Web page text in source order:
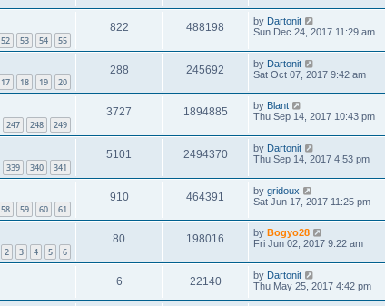
52 53 54 55
822 488198 by Dartonit
Sun Dec 24, 2017 11:29 am
17 18 19 20
288 245692 by Dartonit
Sat Oct 07, 2017 9:42 am
247 248 249
3727 1894885 by Blant
Thu Sep 14, 2017 10:43 pm
339 340 341
5101 2494370 by Dartonit
Thu Sep 14, 2017 4:53 pm
58 59 60 61
910 464391 by gridoux
Sat Jun 17, 2017 11:25 pm
2 3 4 5 6
80 198016 by Bogyo28
Fri Jun 02, 2017 9:22 am
6 22140 by Dartonit
Thu May 25, 2017 4:42 pm